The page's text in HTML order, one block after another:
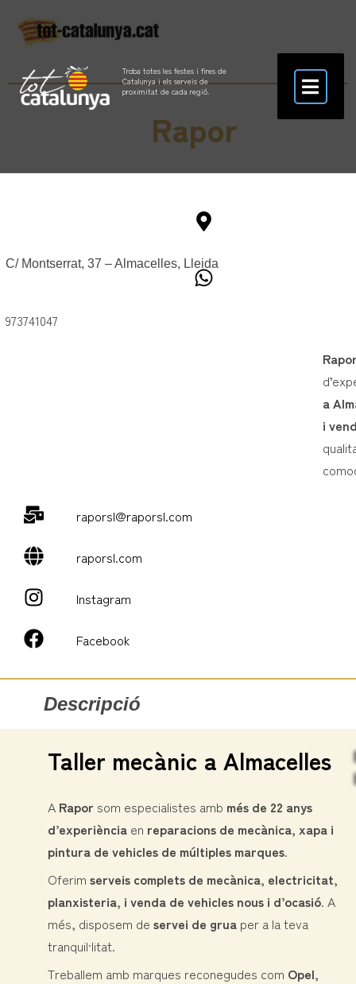
Troba totes les festes i fires de
Catalunya i els serveis de
proximitat de cada regió.
Rapor
C/ Montserrat, 37 – Almacelles, Lleida
973741047
a
i
raporsl@raporsl.com
raporsl.com
Instagram
Facebook
Descripció
Taller mecànic a Almacelles
A Rapor som especialistes amb més de 22 anys
d’experiència en reparacions de mecànica, xapa i
pintura de vehicles de múltiples marques.
Oferim serveis complets de mecànica, electricitat,
planxisteria, i venda de vehicles nous i d’ocasió. A
més, disposem de servei de grua per a la teva
tranquil·litat.
Treballem amb marques reconegudes com Opel,